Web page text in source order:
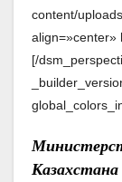
content/
align=»center»
[/